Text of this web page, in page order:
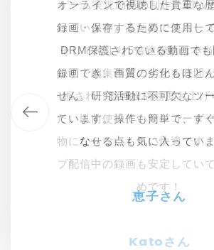
海外のニュースサイトでしか
い動画を録画するために
クリーンレコーダーを使って
画質で録画できるので、テレ
と変わらないクオリティで楽
字幕も一緒に録画できるのが
ね。
吉田 拓海さん
オンライン講座の録画に利用
す。画面と音声の両方を高画
録画でき、受講生からの評判
す。操作もシンプルで、初心
に使えます。特に、広告をス
る機能は、クリーンな動画を
で非常に便利です。大変満足
す。
ゲーム実況動画の制作に
っています。高画質でスムー
そして何より5倍速録画は本
ます！編集作業にかかる時間
縮され、動画投稿頻度も上げ
た。以前使っていたレコーダ
物にならないくらい快適です
ブ配信中の録画も安定してい
めです！
Katoさん
オンラインで視聴した貴重な
録画・保存するために使用し
DRM保護されている動画でも
録画でき、画質の劣化もほと
せん。研究活動に不可欠なツ
ています。操作も簡単で、す
なせる点も気に入ってい
恵子さん